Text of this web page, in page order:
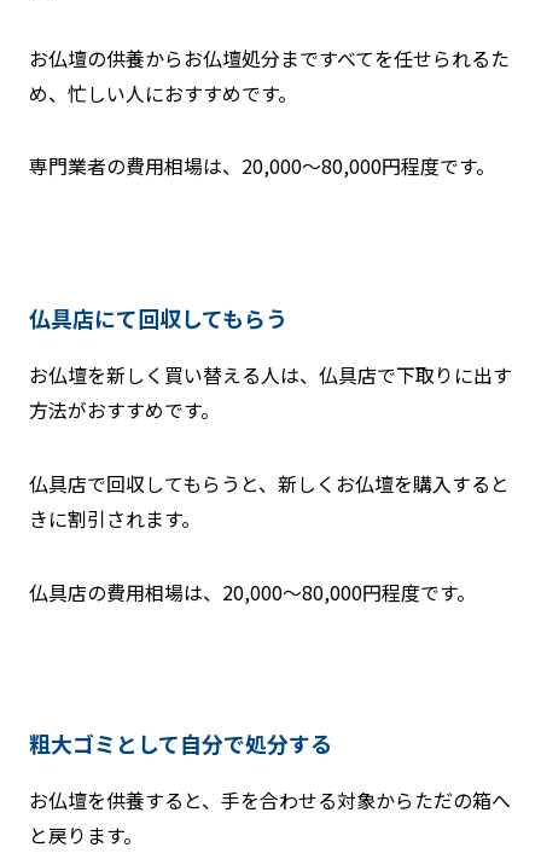
お仏壇の供養からお仏壇処分まですべてを任せられるた
め、忙しい人におすすめです。
専門業者の費用相場は、20,000〜80,000円程度です。
仏具店にて回収してもらう
お仏壇を新しく買い替える人は、仏具店で下取りに出す
方法がおすすめです。
仏具店で回収してもらうと、新しくお仏壇を購入すると
きに割引されます。
仏具店の費用相場は、20,000〜80,000円程度です。
粗大ゴミとして自分で処分する
お仏壇を供養すると、手を合わせる対象からただの箱へ
と戻ります。